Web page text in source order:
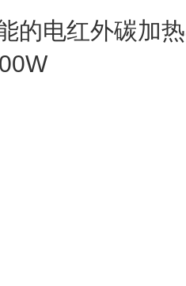
的电红外碳加